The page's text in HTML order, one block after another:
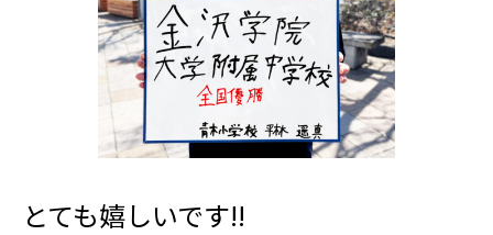
とても嬉しいです!!